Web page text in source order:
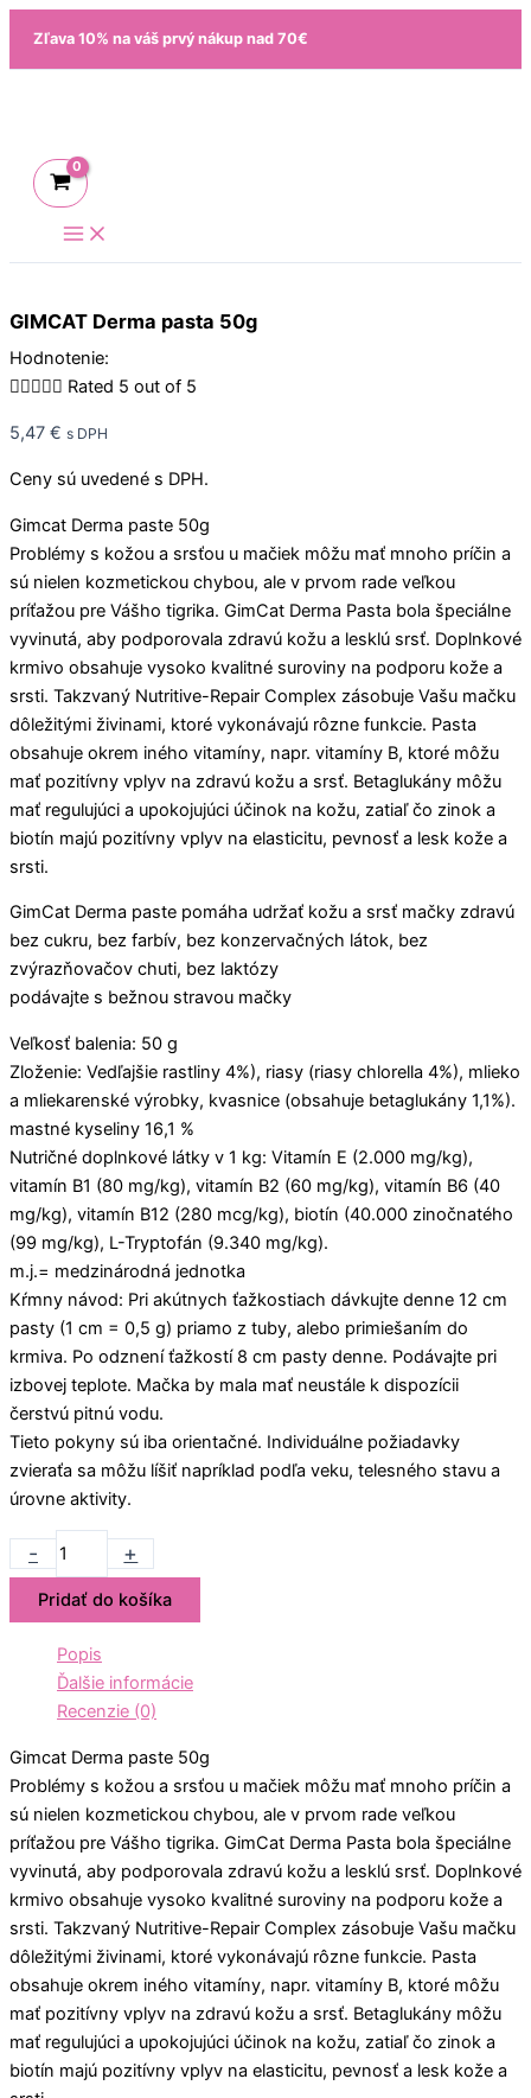
Preskočiť
obsah
Zľava 10% na váš prvý nákup nad 70€
GIMCAT Derma pasta 50g
Hodnotenie:
 Rated 5 out of 5
5,47 € s DPH
Ceny sú uvedené s DPH.
Gimcat Derma paste 50g
Problémy s kožou a srsťou u mačiek môžu mať mnoho príčin a
sú nielen kozmetickou chybou, ale v prvom rade veľkou
príťažou pre Vášho tigrika. GimCat Derma Pasta bola špeciálne
vyvinutá, aby podporovala zdravú kožu a lesklú srsť. Doplnkové
krmivo obsahuje vysoko kvalitné suroviny na podporu kože a
srsti. Takzvaný Nutritive-Repair Complex zásobuje Vašu mačku
dôležitými živinami, ktoré vykonávajú rôzne funkcie. Pasta
obsahuje okrem iného vitamíny, napr. vitamíny B, ktoré môžu
mať pozitívny vplyv na zdravú kožu a srsť. Betaglukány môžu
mať regulujúci a upokojujúci účinok na kožu, zatiaľ čo zinok a
biotín majú pozitívny vplyv na elasticitu, pevnosť a lesk kože a
srsti.
GimCat Derma paste pomáha udržať kožu a srsť mačky zdravú
bez cukru, bez farbív, bez konzervačných látok, bez
zvýrazňovačov chuti, bez laktózy
podávajte s bežnou stravou mačky
Veľkosť balenia: 50 g
Zloženie: Vedľajšie rastliny 4%), riasy (riasy chlorella 4%), mlieko
a mliekarenské výrobky, kvasnice (obsahuje betaglukány 1,1%).
mastné kyseliny 16,1 %
Nutričné doplnkové látky v 1 kg: Vitamín E (2.000 mg/kg),
vitamín B1 (80 mg/kg), vitamín B2 (60 mg/kg), vitamín B6 (40
mg/kg), vitamín B12 (280 mcg/kg), biotín (40.000 zinočnatého
(99 mg/kg), L-Tryptofán (9.340 mg/kg).
m.j.= medzinárodná jednotka
Kŕmny návod: Pri akútnych ťažkostiach dávkujte denne 12 cm
pasty (1 cm = 0,5 g) priamo z tuby, alebo primiešaním do
krmiva. Po odznení ťažkostí 8 cm pasty denne. Podávajte pri
izbovej teplote. Mačka by mala mať neustále k dispozícii
čerstvú pitnú vodu.
Tieto pokyny sú iba orientačné. Individuálne požiadavky
zvieraťa sa môžu líšiť napríklad podľa veku, telesného stavu a
úrovne aktivity.
-
množstvo
GIMCAT
Derma
+
Pridať do košíka
Popis
Ďalšie informácie
Recenzie (0)
Gimcat Derma paste 50g
Problémy s kožou a srsťou u mačiek môžu mať mnoho príčin a
sú nielen kozmetickou chybou, ale v prvom rade veľkou
príťažou pre Vášho tigrika. GimCat Derma Pasta bola špeciálne
vyvinutá, aby podporovala zdravú kožu a lesklú srsť. Doplnkové
krmivo obsahuje vysoko kvalitné suroviny na podporu kože a
srsti. Takzvaný Nutritive-Repair Complex zásobuje Vašu mačku
dôležitými živinami, ktoré vykonávajú rôzne funkcie. Pasta
obsahuje okrem iného vitamíny, napr. vitamíny B, ktoré môžu
mať pozitívny vplyv na zdravú kožu a srsť. Betaglukány môžu
mať regulujúci a upokojujúci účinok na kožu, zatiaľ čo zinok a
biotín majú pozitívny vplyv na elasticitu, pevnosť a lesk kože a